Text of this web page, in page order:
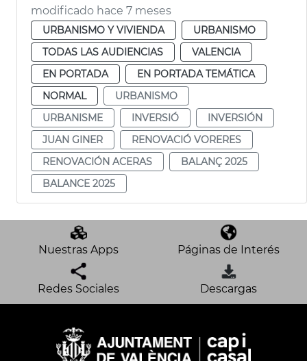
modificado hace 7 meses
URBANISMO Y VIVIENDA
URBANISMO
TODAS LAS AUDIENCIAS
VALENCIA
EN PORTADA
EN PORTADA TEMÁTICA
NORMAL
URBANISMO
URBANISME
INVERSIÓ
INVERSIÓN
JUAN GINER
RENOVACIÓ VORERES
RENOVACIÓN ACERAS
BALANÇ 2025
BALANCE 2025
Nuestras Apps Páginas de Interés
Redes Sociales Descargas